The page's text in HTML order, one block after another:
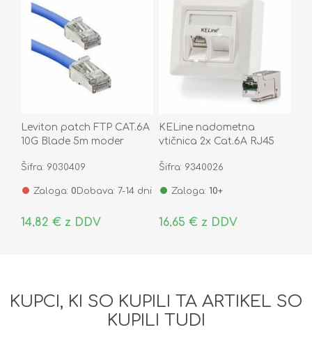
Leviton patch FTP CAT.6A
10G Blade 5m moder
Šifra: 9030409
Zaloga: 0 Dobava: 7-14 dni
14,82 € z DDV
KELine nadometna
vtičnica 2x Cat.6A RJ45
S-HD(2)
Šifra: 9340026
Zaloga: 10+
16,65 € z DDV
KUPCI, KI SO KUPILI TA ARTIKEL SO
KUPILI TUDI